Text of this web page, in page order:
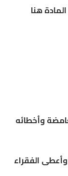
هنا
وأخطائه
الفقراء